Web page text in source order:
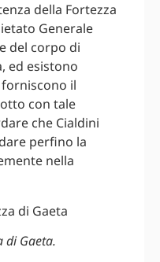
della Fortezza
Generale
del corpo di
ed esistono
il
con tale
che Cialdini
perfino la
nella
di Gaeta.